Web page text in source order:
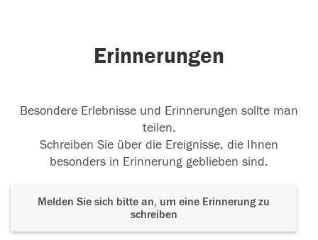
Erinnerungen
Besondere Erlebnisse und Erinnerungen sollte man
teilen.
Schreiben Sie über die Ereignisse, die Ihnen
besonders in Erinnerung geblieben sind.
Melden Sie sich bitte an, um eine Erinnerung zu
schreiben